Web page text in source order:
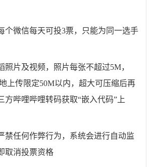
个微信每天可投3票，只能为同一选手
照片及视频，照片每张不超过5M，
上传限定50M以内，超大可压缩后再
方哔哩哔哩转码获取“嵌入代码”上
禁任何作弊行为，系统会进行自动监
取消投票资格